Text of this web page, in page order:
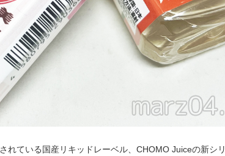
れている国産リキッドレーベル、CHOMO Juiceの新シリ